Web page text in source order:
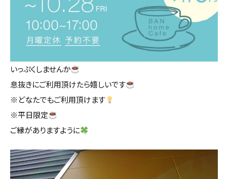
いっぷくしませんか
息抜きにご利用頂けたら嬉しいです
※どなたでもご利用頂けます
※平日限定
ご縁がありますように